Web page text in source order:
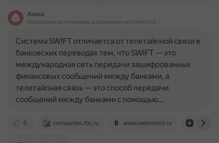
Алиса
На основе источников, возможны неточности
0 companies.rbc.ru www.vedomosti.ru dzen.ru
Система SWIFT отличается от телетайпной связи в
банковских переводах тем, что SWIFT — это
международная сеть передачи зашифрованных
финансовых сообщений между банками, а
телетайпная связь — это способ передачи
сообщений между банками с помощью…